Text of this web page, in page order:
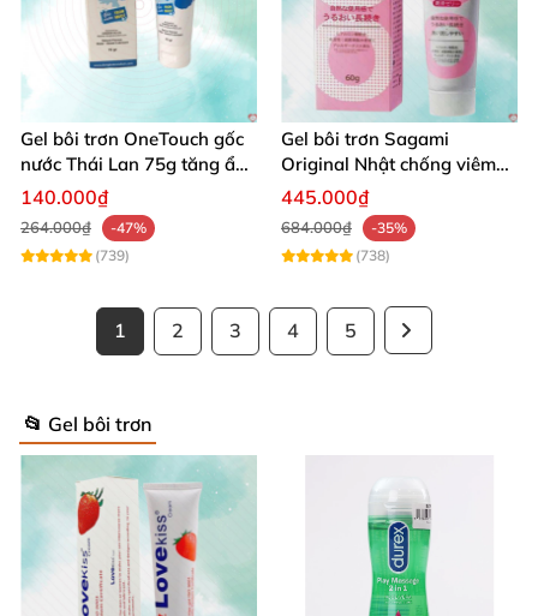
Gel bôi trơn OneTouch gốc
nước Thái Lan 75g tăng ẩm
hiệu quả
140.000₫
264.000₫
-47%
(739)
Gel bôi trơn Sagami
Original Nhật chống viêm
an toàn da
445.000₫
684.000₫
-35%
(738)
1 2 3 4 5
📂 Gel bôi trơn